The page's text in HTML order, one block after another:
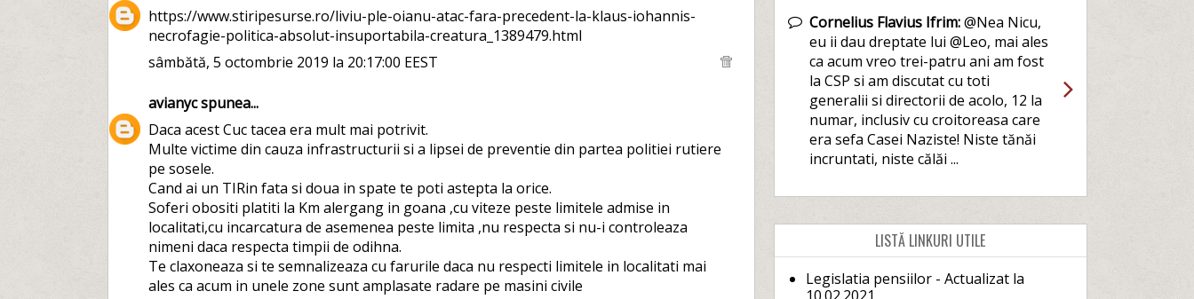
https://www.stiripesurse.ro/liviu-ple-oianu-atac-fara-precedent-la-klaus-iohannis-
necrofagie-politica-absolut-insuportabila-creatura_1389479.html
sâmbătă, 5 octombrie 2019 la 20:17:00 EEST
avianycspunea...
Daca acest Cuc tacea era mult mai potrivit.
Multe victime din cauza infrastructurii si a lipsei de preventie din partea politiei rutiere
pe sosele.
Cand ai un TIRin fata si doua in spate te poti astepta la orice.
Soferi obositi platiti la Km alergang in goana ,cu viteze peste limitele admise in
localitati,cu incarcatura de asemenea peste limita ,nu respecta si nu-i controleaza
nimeni daca respecta timpii de odihna.
Te claxoneaza si te semnalizeaza cu farurile daca nu respecti limitele in localitati mai
ales ca acum in unele zone sunt amplasate radare pe masini civile
Cornelius Flavius Ifrim:@Nea Nicu,
eu ii dau dreptate lui @Leo, mai ales
ca acum vreo trei-patru ani am fost
la CSP si am discutat cu toti
generalii si directorii de acolo, 12 la
numar, inclusiv cu croitoreasa care
era sefa Casei Naziste! Niste tănăi
incruntati, niste călăi ...
LISTĂ LINKURI UTILE
Legislatia pensiilor - Actualizat la